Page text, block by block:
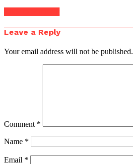
Leave a Reply
Your email address will not be published.
Comment *
Name *
Email *